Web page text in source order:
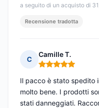
a seguito di un acquisto di
Recensione tradotta
C
Camille T.
Nota: 5 su 5
Il pacco è stato spedito
molto bene. I prodotti
stati danneggiati.